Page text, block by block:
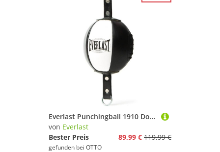
Everlast Punchingball 1910 Double End Bag
von Everlast
Bester Preis
89,99 € 119,99 €
gefunden bei OTTO